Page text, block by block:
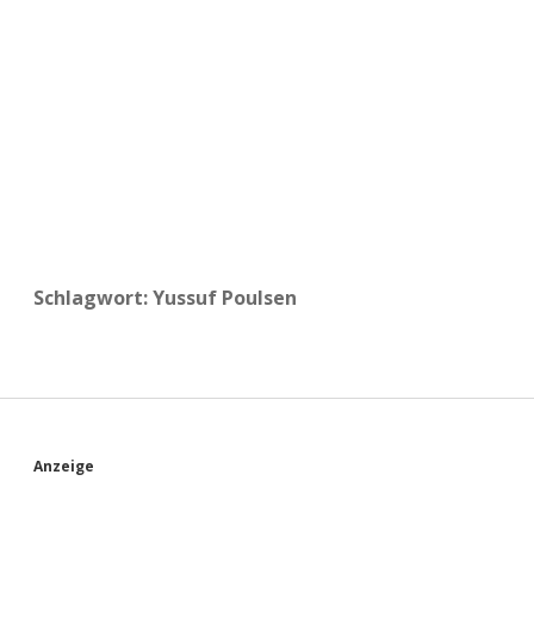
Schlagwort:Yussuf Poulsen
S
Anzeige